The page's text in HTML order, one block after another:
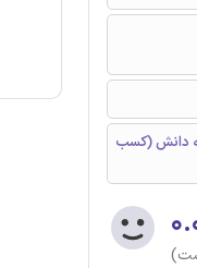
دانش (کسب